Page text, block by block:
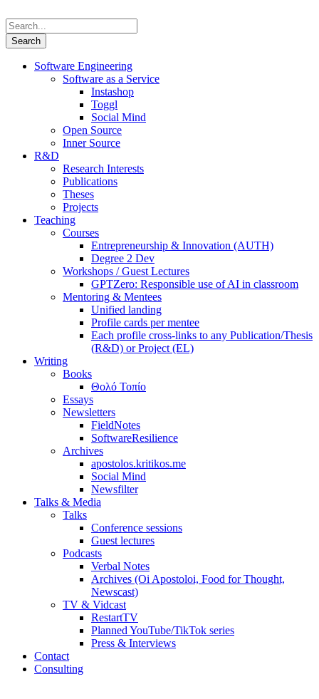
Software Engineering
Software as a Service
Instashop
Toggl
Social Mind
Open Source
Inner Source
R&D
Research Interests
Publications
Theses
Projects
Teaching
Courses
Entrepreneurship & Innovation (AUTH)
Degree 2 Dev
Workshops / Guest Lectures
GPTZero: Responsible use of AI in classroom
Mentoring & Mentees
Unified landing
Profile cards per mentee
Each profile cross-links to any Publication/Thesis
(R&D) or Project (EL)
Writing
Books
Θολό Τοπίο
Essays
Newsletters
FieldNotes
SoftwareResilience
Archives
apostolos.kritikos.me
Social Mind
Newsfilter
Talks & Media
Talks
Conference sessions
Guest lectures
Podcasts
Verbal Notes
Archives (Oi Apostoloi, Food for Thought,
Newscast)
TV & Vidcast
RestartTV
Planned YouTube/TikTok series
Press & Interviews
Contact
Consulting